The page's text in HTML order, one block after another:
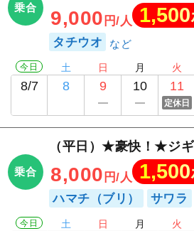
乗合 9,000 円/人 1,500
タチウオ
今日
8/7
土
8
日
9
月
10
火
11
定休日
乗合
（平日）★豪快！★ジ
8,000 円/人 1,500
ハマチ（ブリ） サワラ
今日 土 日 月 火